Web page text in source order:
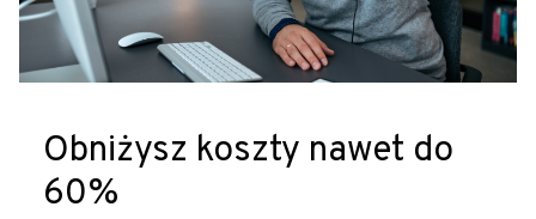
Obniżysz koszty nawet do
60%